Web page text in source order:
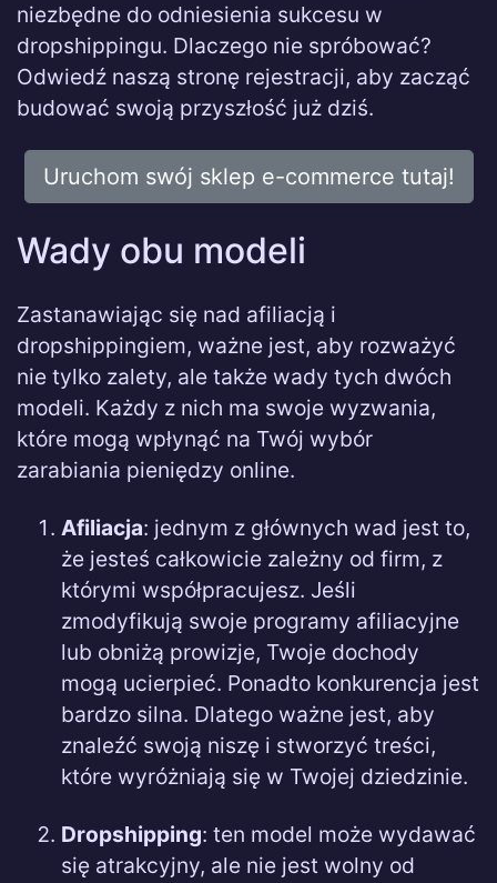
niezbędne do odniesienia sukcesu w
dropshippingu. Dlaczego nie spróbować?
Odwiedź naszą stronę rejestracji, aby zacząć
budować swoją przyszłość już dziś.
Uruchom swój sklep e-commerce tutaj!
Wady obu modeli
Zastanawiając się nad afiliacją i
dropshippingiem, ważne jest, aby rozważyć
nie tylko zalety, ale także wady tych dwóch
modeli. Każdy z nich ma swoje wyzwania,
które mogą wpłynąć na Twój wybór
zarabiania pieniędzy online.
Afiliacja: jednym z głównych wad jest to,
że jesteś całkowicie zależny od firm, z
którymi współpracujesz. Jeśli
zmodyfikują swoje programy afiliacyjne
lub obniżą prowizje, Twoje dochody
mogą ucierpieć. Ponadto konkurencja jest
bardzo silna. Dlatego ważne jest, aby
znaleźć swoją niszę i stworzyć treści,
które wyróżniają się w Twojej dziedzinie.
Dropshipping: ten model może wydawać
się atrakcyjny, ale nie jest wolny od